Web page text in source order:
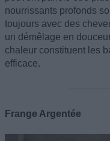
nourrissants profonds
toujours avec des
un démêlage en
chaleur constituent les
efficace.
Frange Argentée